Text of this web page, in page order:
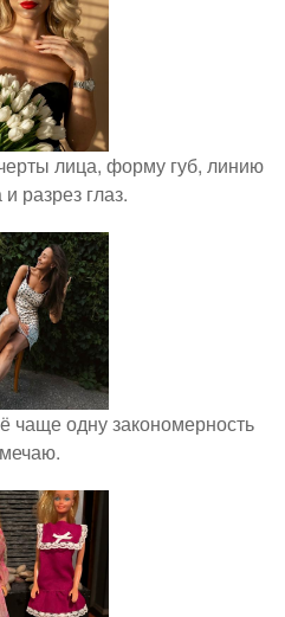
лица, форму губ, линию
разрез глаз.
чаще одну закономерность